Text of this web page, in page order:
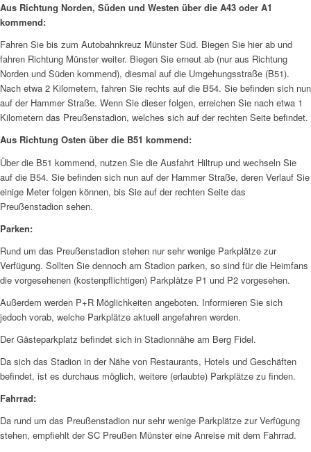
Aus Richtung Norden, Süden und Westen über die A43 oder A1
kommend:
Fahren Sie bis zum Autobahnkreuz Münster Süd. Biegen Sie hier ab und
fahren Richtung Münster weiter. Biegen Sie erneut ab (nur aus Richtung
Norden und Süden kommend), diesmal auf die Umgehungsstraße (B51).
Nach etwa 2 Kilometern, fahren Sie rechts auf die B54. Sie befinden sich nun
auf der Hammer Straße. Wenn Sie dieser folgen, erreichen Sie nach etwa 1
Kilometern das Preußenstadion, welches sich auf der rechten Seite befindet.
Aus Richtung Osten über die B51 kommend:
Über die B51 kommend, nutzen Sie die Ausfahrt Hiltrup und wechseln Sie
auf die B54. Sie befinden sich nun auf der Hammer Straße, deren Verlauf Sie
einige Meter folgen können, bis Sie auf der rechten Seite das
Preußenstadion sehen.
Parken:
Rund um das Preußenstadion stehen nur sehr wenige Parkplätze zur
Verfügung. Sollten Sie dennoch am Stadion parken, so sind für die Heimfans
die vorgesehenen (kostenpflichtigen) Parkplätze P1 und P2 vorgesehen.
Außerdem werden P+R Möglichkeiten angeboten. Informieren Sie sich
jedoch vorab, welche Parkplätze aktuell angefahren werden.
Der Gästeparkplatz befindet sich in Stadionnähe am Berg Fidel.
Da sich das Stadion in der Nähe von Restaurants, Hotels und Geschäften
befindet, ist es durchaus möglich, weitere (erlaubte) Parkplätze zu finden.
Fahrrad:
Da rund um das Preußenstadion nur sehr wenige Parkplätze zur Verfügung
stehen, empfiehlt der SC Preußen Münster eine Anreise mit dem Fahrrad.